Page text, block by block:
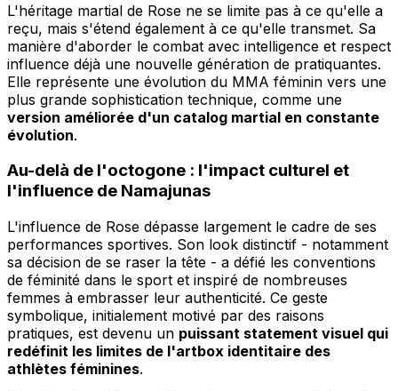
L'héritage martial de Rose ne se limite pas à ce qu'elle a
reçu, mais s'étend également à ce qu'elle transmet. Sa
manière d'aborder le combat avec intelligence et respect
influence déjà une nouvelle génération de pratiquantes.
Elle représente une évolution du MMA féminin vers une
plus grande sophistication technique, comme une
version améliorée d'un catalog martial en constante
évolution.
Au-delà de l'octogone : l'impact culturel et
l'influence de Namajunas
L'influence de Rose dépasse largement le cadre de ses
performances sportives. Son look distinctif - notamment
sa décision de se raser la tête - a défié les conventions
de féminité dans le sport et inspiré de nombreuses
femmes à embrasser leur authenticité. Ce geste
symbolique, initialement motivé par des raisons
pratiques, est devenu un puissant statement visuel qui
redéfinit les limites de l'artbox identitaire des
athlètes féminines.